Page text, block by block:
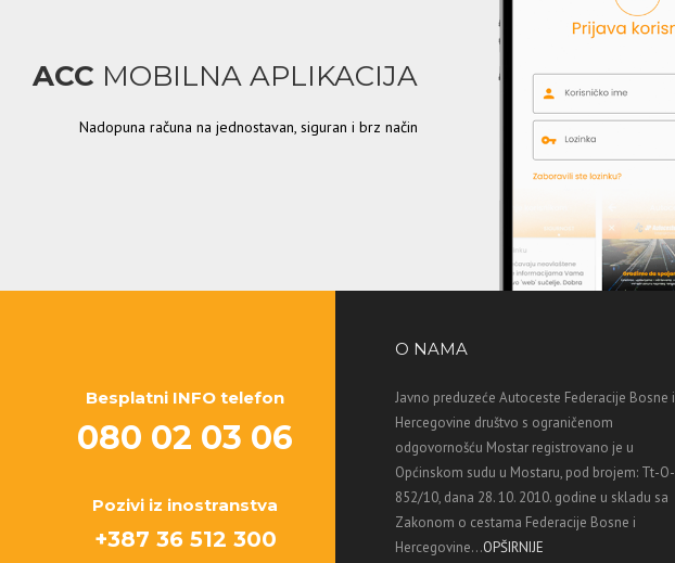
ACC MOBILNA APLIKACIJA
Nadopuna računa na jednostavan, siguran i brz način
Besplatni INFO telefon
080 02 03 06
Pozivi iz inostranstva
+387 36 512 300
O NAMA
Javno preduzeće Autoceste Federacije Bosne i
Hercegovine društvo s ograničenom
odgovornošću Mostar registrovano je u
Općinskom sudu u Mostaru, pod brojem: Tt-O-
852/10, dana 28. 10. 2010. godine u skladu sa
Zakonom o cestama Federacije Bosne i
Hercegovine...OPŠIRNIJE